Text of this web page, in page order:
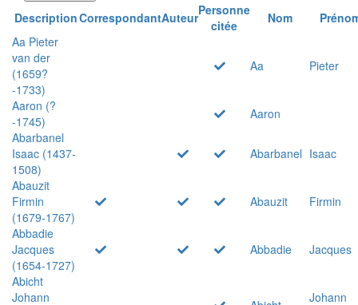
DescriptionCorrespondantAuteurPersonne
citée
Nom
Aa Pieter
van der
(1659?
-1733)
Aa Pieter
Aaron (?
-1745)
Aaron
Abarbanel
Isaac (1437-
1508)
Abarbanel Isaac
Abauzit
Firmin
(1679-1767)
Abauzit
Firmin
Abbadie
Jacques
(1654-1727)
Abbadie
Jacques
Abicht
Johann
Johann